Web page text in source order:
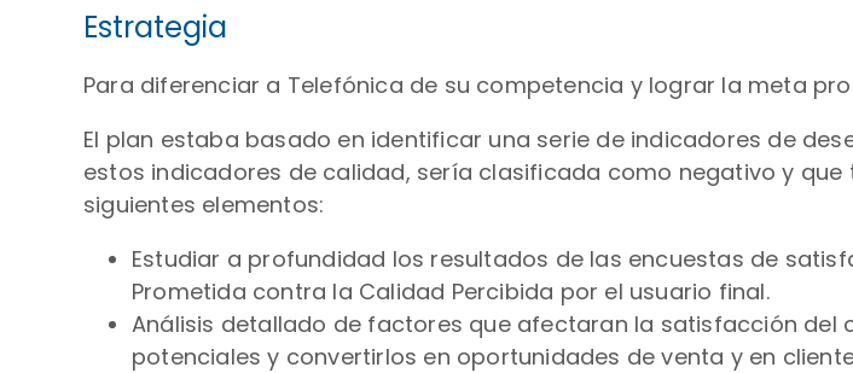
Estrategia
Para diferenciar a Telefónica de su competencia y lograr la meta
El plan estaba basado en identificar una serie de indicadores de
estos indicadores de calidad, sería clasificada como negativo y
siguientes elementos:
Estudiar a profundidad los resultados de las encuestas de
Prometida contra la Calidad Percibida por el usuario final.
Análisis detallado de factores que afectaran la satisfacción del
potenciales y convertirlos en oportunidades de venta y en